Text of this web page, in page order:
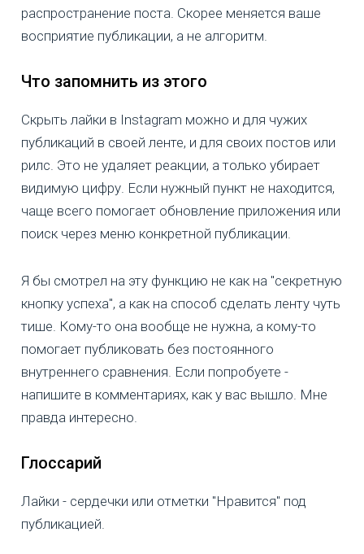
распространение поста. Скорее меняется ваше
восприятие публикации, а не алгоритм.
Что запомнить из этого
Скрыть лайки в Instagram можно и для чужих
публикаций в своей ленте, и для своих постов или
рилс. Это не удаляет реакции, а только убирает
видимую цифру. Если нужный пункт не находится,
чаще всего помогает обновление приложения или
поиск через меню конкретной публикации.
Я бы смотрел на эту функцию не как на "секретную
кнопку успеха", а как на способ сделать ленту чуть
тише. Кому-то она вообще не нужна, а кому-то
помогает публиковать без постоянного
внутреннего сравнения. Если попробуете -
напишите в комментариях, как у вас вышло. Мне
правда интересно.
Глоссарий
Лайки - сердечки или отметки "Нравится" под
публикацией.